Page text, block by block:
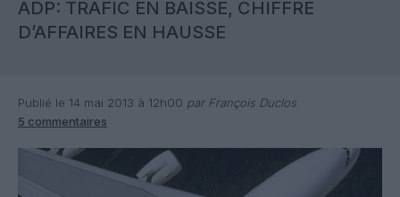
ADP: TRAFIC EN BAISSE, CHIFFRE
D’AFFAIRES EN HAUSSE
Publié le 14 mai 2013 à 12h00 par François Duclos
5 commentaires